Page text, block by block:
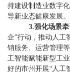
持建设制造业数字
导新业态健康发展。
3.强化场景牵
企”行动，推动人工
销服务、运营管理
工智能赋能新型工
好的市州开展“ 人工